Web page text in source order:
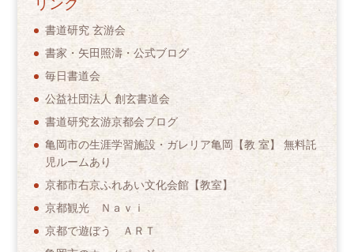
リンク
書道研究 玄游会
書家・矢田照濤・公式ブログ
毎日書道会
公益社団法人 創玄書道会
書道研究玄游京都会ブログ
亀岡市の生涯学習施設・ガレリア亀岡【教 室】 無料託
児ルームあり
京都市右京ふれあい文化会館【教室】
京都観光 Ｎａｖｉ
京都で遊ぼう ＡＲＴ